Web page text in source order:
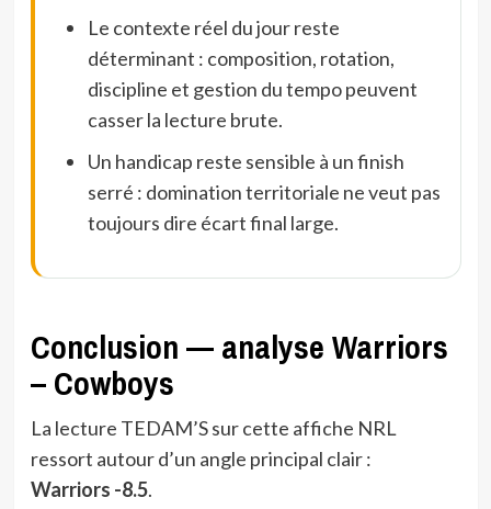
Le contexte réel du jour reste
déterminant : composition, rotation,
discipline et gestion du tempo peuvent
casser la lecture brute.
Un handicap reste sensible à un finish
serré : domination territoriale ne veut pas
toujours dire écart final large.
Conclusion — analyse Warriors
– Cowboys
La lecture TEDAM’S sur cette affiche NRL
ressort autour d’un angle principal clair :
Warriors -8.5.